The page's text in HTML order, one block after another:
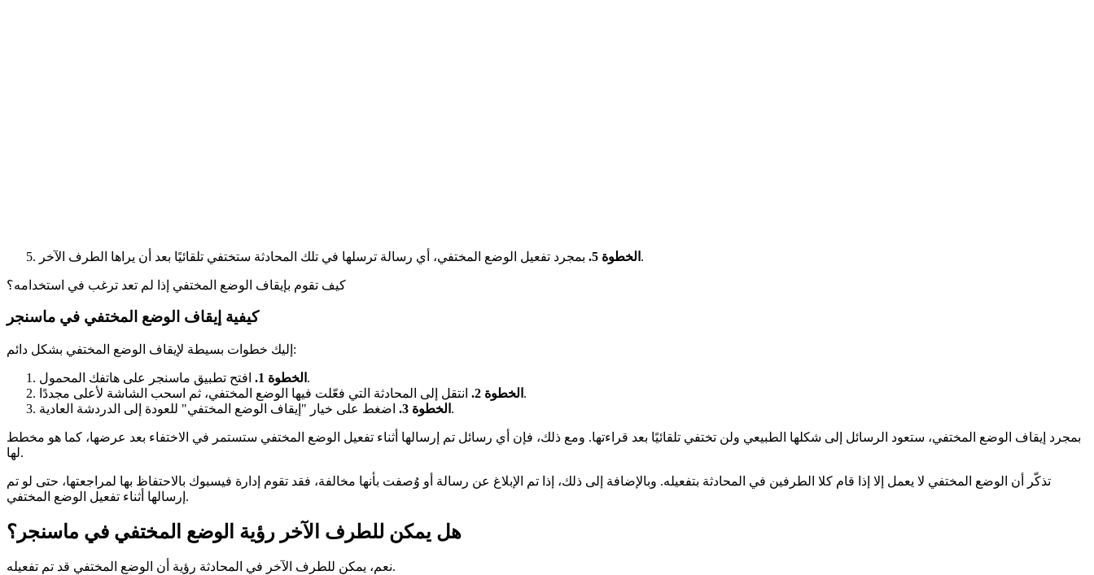
الخطوة 5. بمجرد تفعيل الوضع المختفي، أي رسالة ترسلها في تلك المحادثة ستختفي تلقائيًا بعد أن يراها الطرف الآخر.
كيفية إيقاف الوضع المختفي في ماسنجر
إليك خطوات بسيطة لإيقاف الوضع المختفي بشكل دائم:
الخطوة 1. افتح تطبيق ماسنجر على هاتفك المحمول.
الخطوة 2. انتقل إلى المحادثة التي فعّلت فيها الوضع المختفي، ثم اسحب الشاشة لأعلى مجددًا.
الخطوة 3. اضغط على خيار "إيقاف الوضع المختفي" للعودة إلى الدردشة العادية.
بمجرد إيقاف الوضع المختفي، ستعود الرسائل إلى شكلها الطبيعي ولن تختفي تلقائيًا بعد قراءتها. ومع ذلك، فإن أي رسائل تم إرسالها أثناء تفعيل الوضع المختفي ستستمر في الاختفاء بعد عرضها، كما هو مخطط
لها.
تذكّر أن الوضع المختفي لا يعمل إلا إذا قام كلا الطرفين في المحادثة بتفعيله. وبالإضافة إلى ذلك، إذا تم الإبلاغ عن رسالة أو وُصفت بأنها مخالفة، فقد تقوم إدارة فيسبوك بالاحتفاظ بها لمراجعتها، حتى لو تم
إرسالها أثناء تفعيل الوضع المختفي.
هل يمكن للطرف الآخر رؤية الوضع المختفي في ماسنجر؟
نعم، يمكن للطرف الآخر في المحادثة رؤية أن الوضع المختفي قد تم تفعيله.